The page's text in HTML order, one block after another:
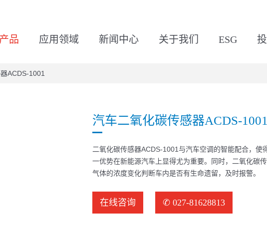
产品 应用领域 新闻中心 关于我们 ESG
ACDS-1001
汽车二氧化碳传感器ACDS-1001
二氧化碳传感器ACDS-1001与汽车空调的智能配合，
一优势在新能源汽车上显得尤为重要。同时，二氧化碳
气体的浓度变化判断车内是否有生命遗留，及时报警。
在线咨询 ✆ 027-81628813